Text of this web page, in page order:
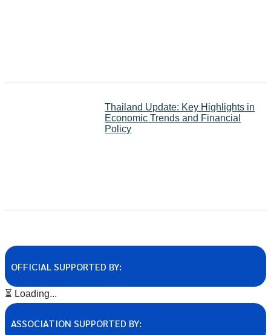
Thailand Update: Key Highlights in
Economic Trends and Financial
Policy
OFFICIAL SUPPORTED BY:
⏳ Loading...
ASSOCIATION SUPPORTED BY: